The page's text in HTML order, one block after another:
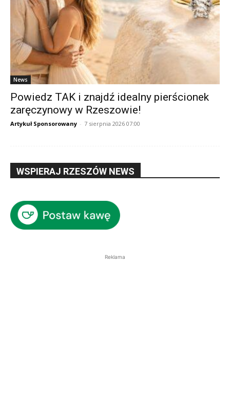
News
Powiedz TAK i znajdź idealny pierścionek
zaręczynowy w Rzeszowie!
Artykuł Sponsorowany - 7 sierpnia 2026 07:00
WSPIERAJ RZESZÓW NEWS
Reklama